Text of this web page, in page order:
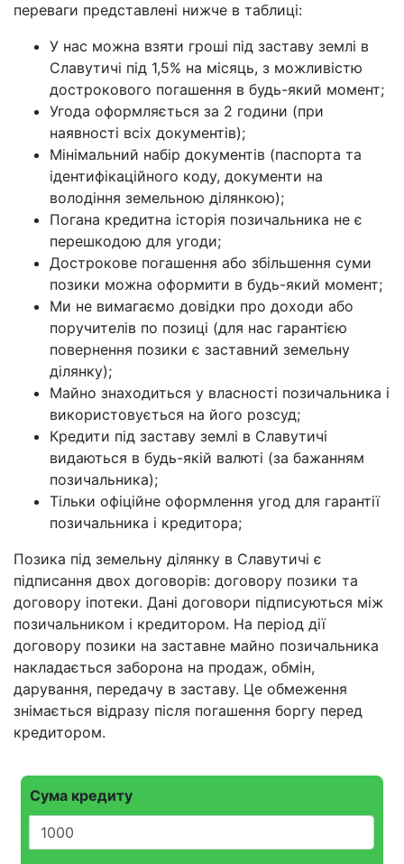
переваги представлені нижче в таблиці:
У нас можна взяти гроші під заставу землі в
Славутичі під 1,5% на місяць, з можливістю
дострокового погашення в будь-який момент;
Угода оформляється за 2 години (при
наявності всіх документів);
Мінімальний набір документів (паспорта та
ідентифікаційного коду, документи на
володіння земельною ділянкою);
Погана кредитна історія позичальника не є
перешкодою для угоди;
Дострокове погашення або збільшення суми
позики можна оформити в будь-який момент;
Ми не вимагаємо довідки про доходи або
поручителів по позиці (для нас гарантією
повернення позики є заставний земельну
ділянку);
Майно знаходиться у власності позичальника і
використовується на його розсуд;
Кредити під заставу землі в Славутичі
видаються в будь-якій валюті (за бажанням
позичальника);
Тільки офіційне оформлення угод для гарантії
позичальника і кредитора;
Позика під земельну ділянку в Славутичі є
підписання двох договорів: договору позики та
договору іпотеки. Дані договори підписуються між
позичальником і кредитором. На період дії
договору позики на заставне майно позичальника
накладається заборона на продаж, обмін,
дарування, передачу в заставу. Це обмеження
знімається відразу після погашення боргу перед
кредитором.
Сума кредиту